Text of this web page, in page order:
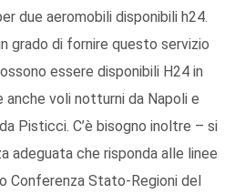
due aeromobili disponibili h24.
grado di fornire questo servizio
essere disponibili H24 in
voli notturni da Napoli e
Pisticci. C’è bisogno inoltre – si
adeguata che risponda alle linee
Conferenza Stato-Regioni del